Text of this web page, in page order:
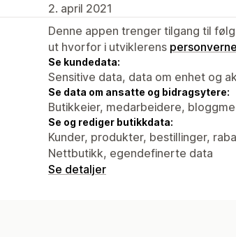
2. april 2021
Denne appen trenger tilgang til
ut hvorfor i utviklerens
Se kundedata:
Sensitive data, data om enhet og
Se data om ansatte og bidragsytere:
Butikkeier, medarbeidere,
Se og rediger butikkdata:
Kunder, produkter, bestillinger,
Nettbutikk, egendefinerte data
Se detaljer